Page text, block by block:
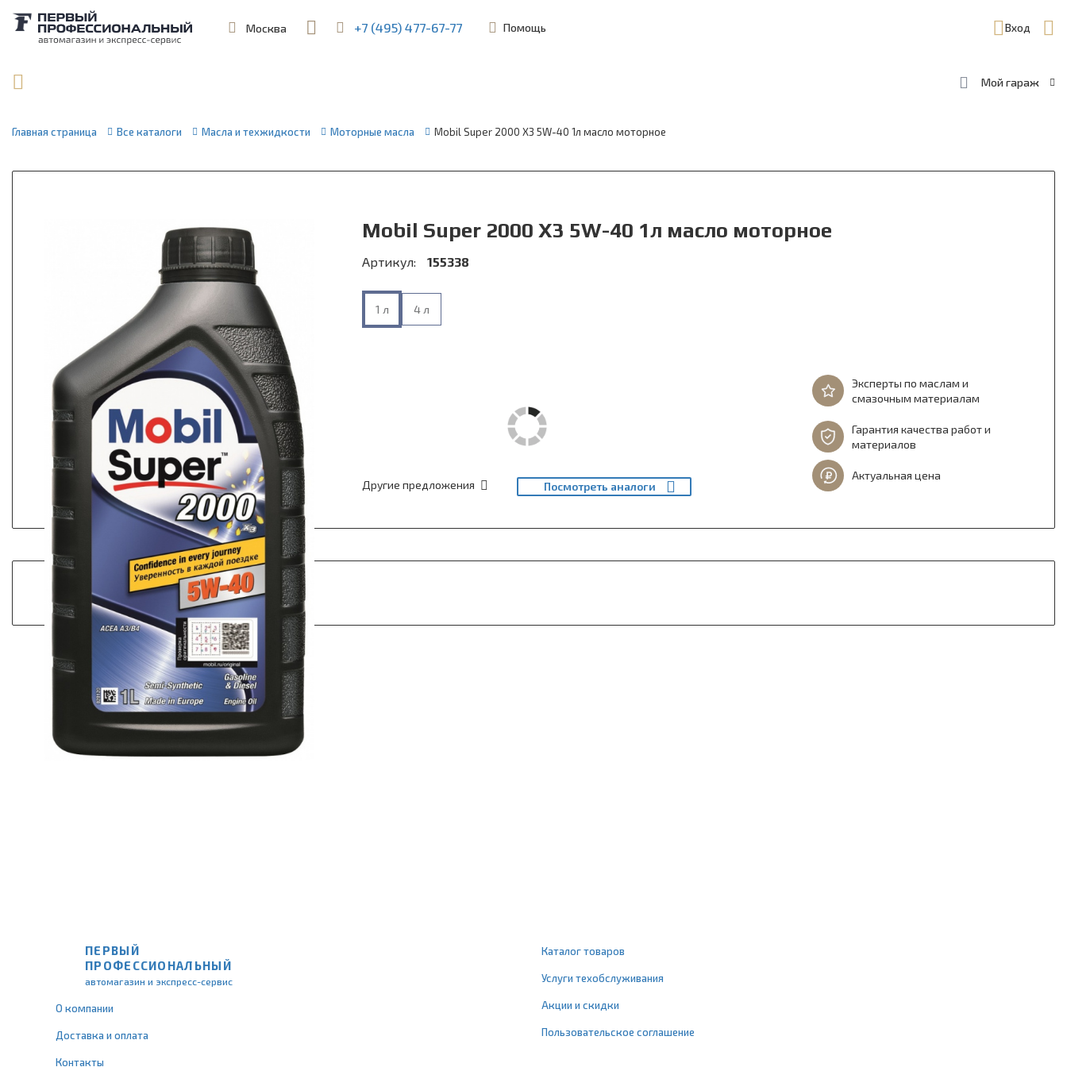
Москва ул. Шереметьевская, 45Б
+7 (495) 477-67-77 Помощь Вход
Мой гараж
Главная страница Все каталоги Масла и техжидкости Моторные масла Mobil Super 2000 X3 5W-40 1л масло моторное
Mobil Super 2000 X3 5W-40 1л масло моторное
Артикул: 155338
1 л 4 л
Другие предложения Посмотреть аналоги
Эксперты по маслам и
смазочным материалам
Гарантия качества работ и
материалов
Актуальная цена
ПЕРВЫЙ
ПРОФЕССИОНАЛЬНЫЙ
автомагазин и экспресс-сервис
О компании
Доставка и оплата
Контакты
Каталог товаров
Услуги техобслуживания
Акции и скидки
Пользовательское соглашение